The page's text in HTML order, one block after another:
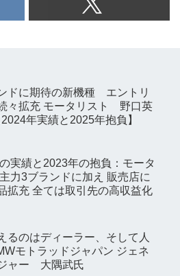
ドに期待の新機種 エントリ
々拡充 モータリスト 野口英
年実績と2025年抱負】
の実績と2023年の抱負：モータ
力3ブランドに加え 販売店に
拡充 全ては取引先の高収益化
るのはディーラー、そして人
モトラッドジャパン ジェネ
ャー 大隅武氏